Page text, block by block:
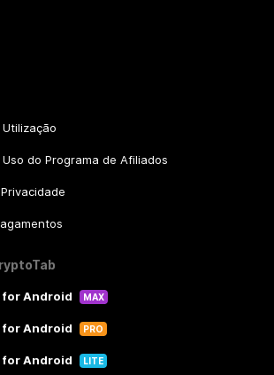
do Programa de Afiliados
for Android MAX
for Android PRO
for Android LITE